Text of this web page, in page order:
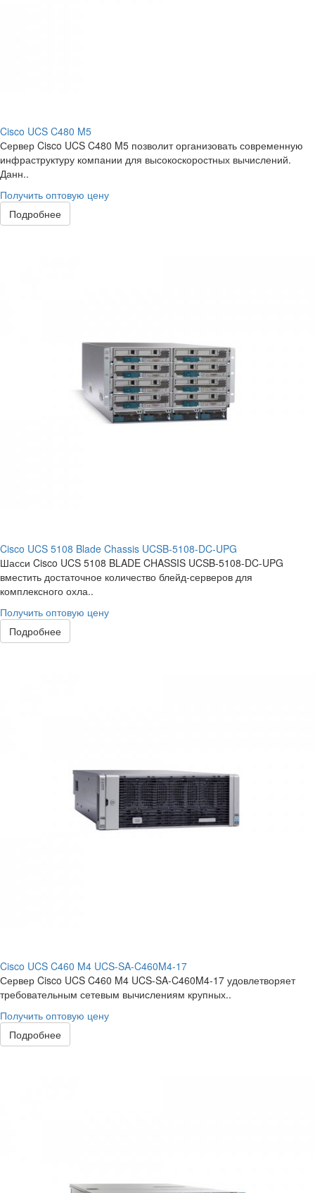
Cisco UCS C480 M5
Сервер Cisco UCS C480 M5 позволит организовать современную
инфраструктуру компании для высокоскоростных вычислений.
Данн..
Получить оптовую цену
Подробнее
Cisco UCS 5108 Blade Chassis UCSB-5108-DC-UPG
Шасси Cisco UCS 5108 BLADE CHASSIS UCSB-5108-DC-UPG
вместить достаточное количество блейд-серверов для
комплексного охла..
Получить оптовую цену
Подробнее
Cisco UCS C460 M4 UCS-SA-C460M4-17
Сервер Cisco UCS C460 M4 UCS-SA-C460M4-17 удовлетворяет
требовательным сетевым вычислениям крупных..
Получить оптовую цену
Подробнее